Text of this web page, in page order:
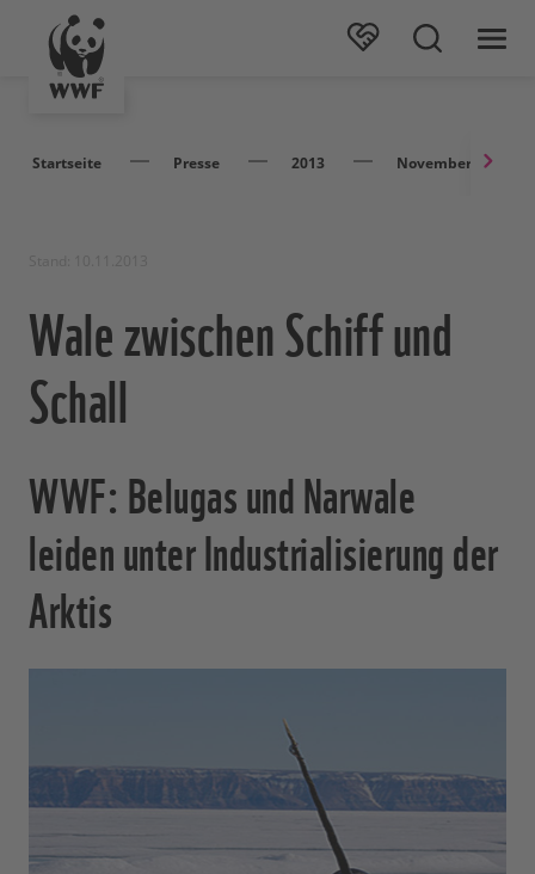
Startseite Presse 2013 November
Wale zwischen Schiff und
Schall
WWF: Belugas und Narwale
leiden unter Industrialisierung der
Arktis